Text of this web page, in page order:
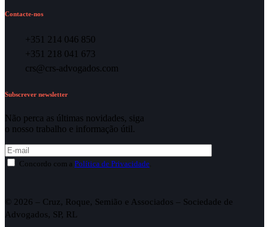
Contacte-nos
+351 214 046 850
+351 218 041 673
crs@crs-advogados.com
Subscrever newsletter
Não perca as últimas novidades, siga
o nosso trabalho e informação útil.
Concordo com a Política de Privacidade
© 2026 – Cruz, Roque, Semião e Associados – Sociedade de
Advogados, SP, RL